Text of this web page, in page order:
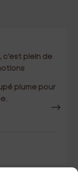
c’est plein de
plume pour